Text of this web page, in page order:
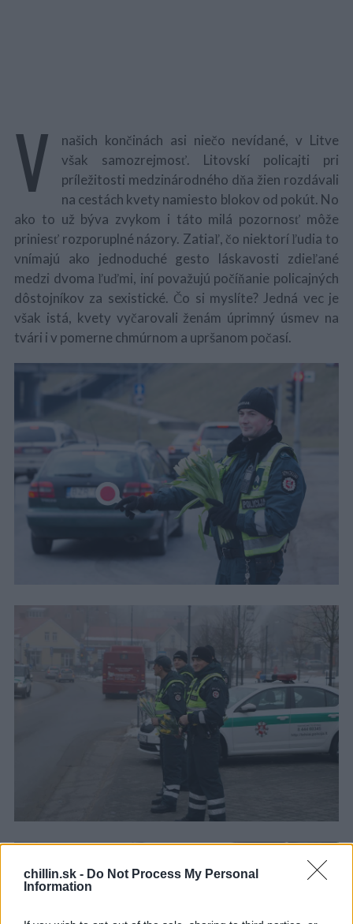
chillin.sk - Do Not Process My Personal
Information
V
našich končinách asi niečo nevídané, v Litve
však samozrejmosť. Litovskí policajti pri
príležitosti medzinárodného dňa žien rozdávali
na cestách kvety namiesto blokov od pokút. No
ako to už býva zvykom i táto milá pozornosť môže
priniesť rozporuplné názory. Zatiaľ, čo niektorí ľudia to
vnímajú ako jednoduché gesto láskavosti zdieľané
medzi dvoma ľuďmi, iní považujú počíňanie policajných
dôstojníkov za sexistické. Čo si myslíte? Jedná vec je
však istá, kvety vyčarovali ženám úprimný úsmev na
tvári i v pomerne chmúrnom a upršanom počasí.
e
a